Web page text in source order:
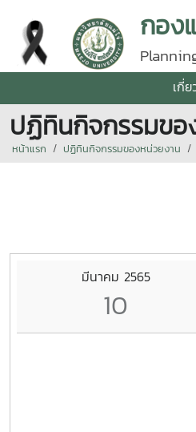
กอง
เกี่
ปฏิทินกิจกรรมขอ
หน้าแรก ปฏิทินกิจกรรมของหน่วยงาน
มีนาคม 2565
10